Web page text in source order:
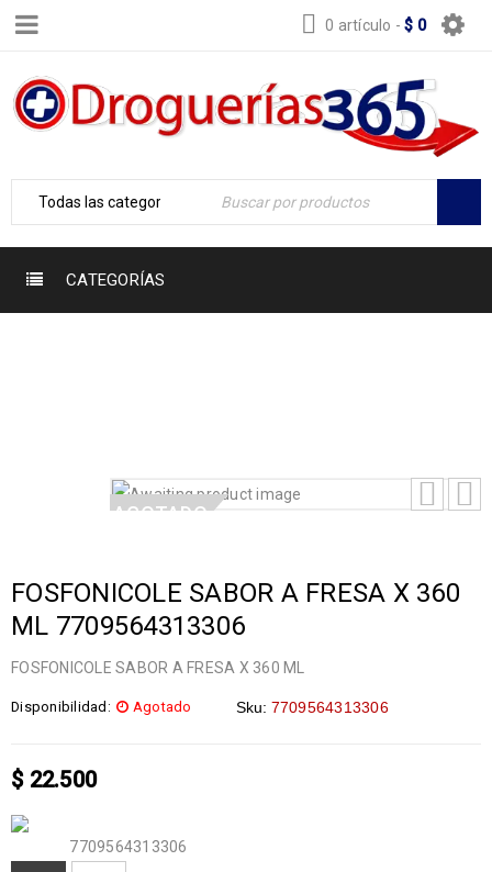
0 artículo - $ 0
CATEGORÍAS
AGOTADO
FOSFONICOLE SABOR A FRESA X 360
ML 7709564313306
FOSFONICOLE SABOR A FRESA X 360 ML
Disponibilidad: Agotado Sku: 7709564313306
$22.500
7709564313306